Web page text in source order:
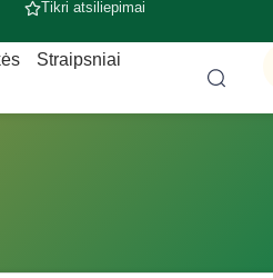
Tikri atsiliepimai
Straipsniai